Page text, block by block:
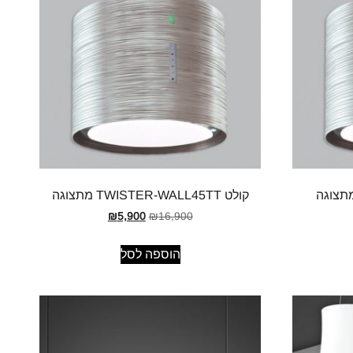
קולט TWISTER-WALL45TT מתצוגה
₪16,900
₪5,900
הוספה לסל